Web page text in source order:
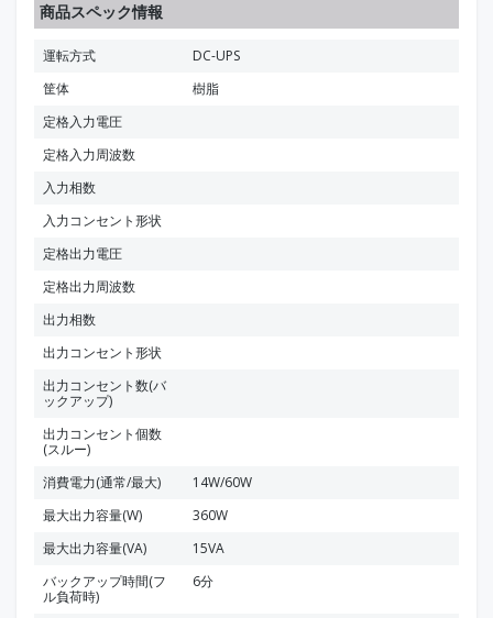
商品スペック情報
運転方式
DC-UPS
筐体
樹脂
定格入力電圧
定格入力周波数
入力相数
入力コンセント形状
定格出力電圧
定格出力周波数
出力相数
出力コンセント形状
出力コンセント数(バ
ックアップ)
出力コンセント個数
(スルー)
消費電力(通常/最大)
14W/60W
最大出力容量(W)
360W
最大出力容量(VA)
15VA
バックアップ時間(フ
ル負荷時)
6分